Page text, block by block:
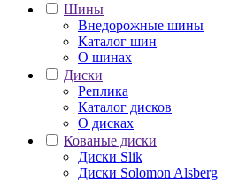
Шины
Внедорожные шины
Каталог шин
О шинах
Диски
Реплика
Каталог дисков
О дисках
Кованые диски
Диски Slik
Диски Solomon Alsberg